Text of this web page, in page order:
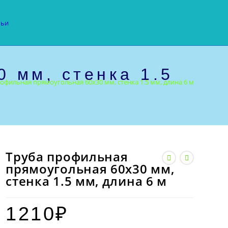
мм, стенка 1.5
прямоугольная 60х30 мм, стенка 1.5 мм, длина 6 м
Труба профильная
прямоугольная 60х30 мм,
стенка 1.5 мм, длина 6 м
1210₽